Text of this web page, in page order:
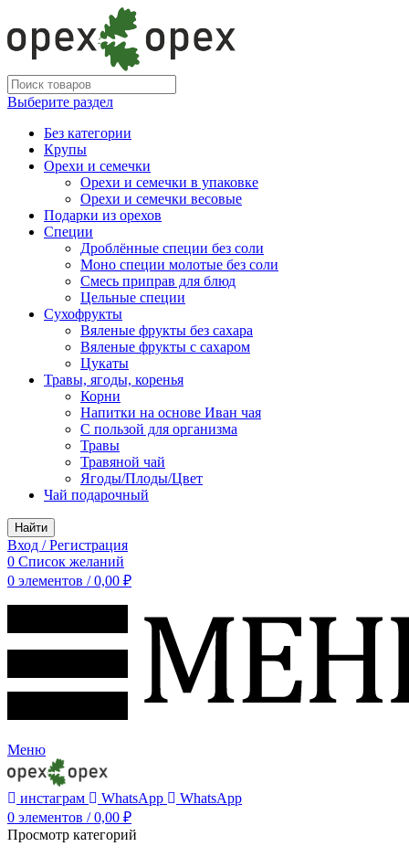
Выберите раздел
Без категории
Крупы
Орехи и семечки
Орехи и семечки в упаковке
Орехи и семечки весовые
Подарки из орехов
Специи
Дроблённые специи без соли
Моно специи молотые без соли
Смесь приправ для блюд
Цельные специи
Сухофрукты
Вяленые фрукты без сахара
Вяленые фрукты с сахаром
Цукаты
Травы, ягоды, коренья
Корни
Напитки на основе Иван чая
С пользой для организма
Травы
Травяной чай
Ягоды/Плоды/Цвет
Чай подарочный
Найти
Вход / Регистрация
0 Список желаний
0 элементов / 0,00 ₽
Меню
инстаграм WhatsApp
WhatsApp
0 элементов / 0,00 ₽
Просмотр категорий